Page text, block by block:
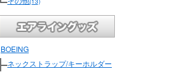
BOEING
ネックストラップ/キーホルダー